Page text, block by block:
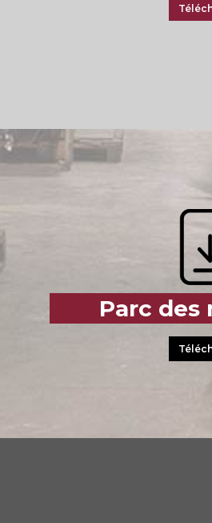
Parc des